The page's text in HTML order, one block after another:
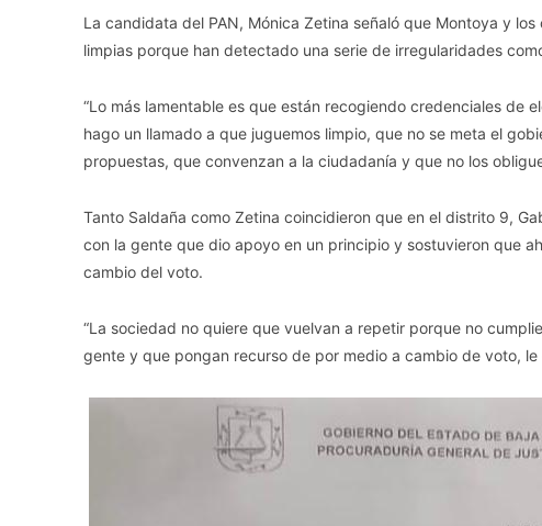
La candidata del PAN, Mónica Zetina señaló que Montoya y
limpias porque han detectado una serie de irregularidades
“Lo más lamentable es que están recogiendo credenciales de
hago un llamado a que juguemos limpio, que no se meta el
propuestas, que convenzan a la ciudadanía y que no los
Tanto Saldaña como Zetina coincidieron que en el distrito 9,
con la gente que dio apoyo en un principio y sostuvieron que
cambio del voto.
“La sociedad no quiere que vuelvan a repetir porque no
gente y que pongan recurso de por medio a cambio de voto,